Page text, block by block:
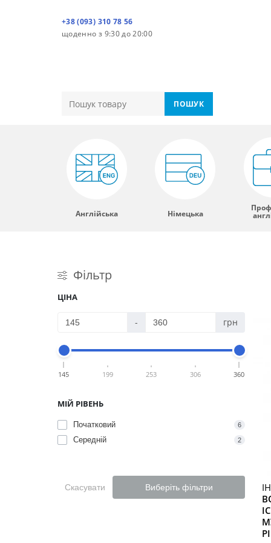
+38 (093) 310 78 56
щоденно з 9:30 до 20:00
ПОШУК
Англійська Німецька
Фільтр
ЦІНА
- грн
145 199 253 306 360
МІЙ РІВЕНЬ
Початковий 6
Середній 2
Скасувати Виберіть фільтри